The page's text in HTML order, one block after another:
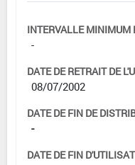
INTERVALLE MINIMUM
-
DATE DE RETRAIT DE
08/07/2002
DATE DE FIN DE
-
DATE DE FIN